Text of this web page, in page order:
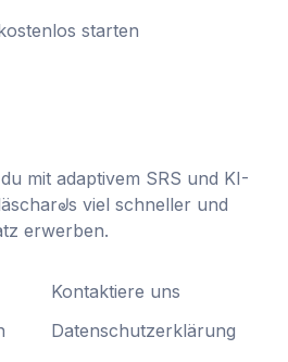
starten
mit adaptivem SRS und KI-
viel schneller und
erwerben.
Kontaktiere uns
Datenschutzerklärung